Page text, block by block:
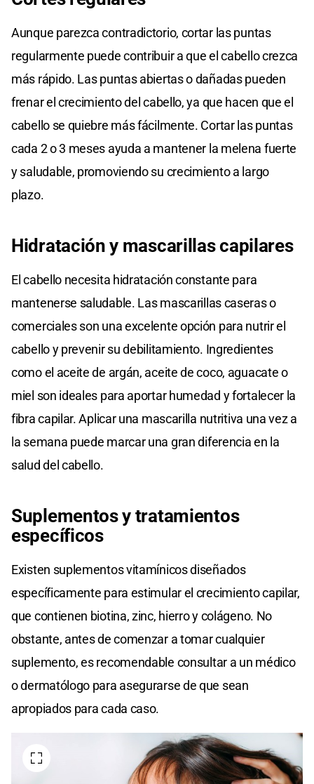
Aunque parezca contradictorio, cortar las puntas
regularmente puede contribuir a que el cabello crezca
más rápido. Las puntas abiertas o dañadas pueden
frenar el crecimiento del cabello, ya que hacen que el
cabello se quiebre más fácilmente. Cortar las puntas
cada 2 o 3 meses ayuda a mantener la melena fuerte
y saludable, promoviendo su crecimiento a largo
plazo.
Hidratación y mascarillas capilares
El cabello necesita hidratación constante para
mantenerse saludable. Las mascarillas caseras o
comerciales son una excelente opción para nutrir el
cabello y prevenir su debilitamiento. Ingredientes
como el aceite de argán, aceite de coco, aguacate o
miel son ideales para aportar humedad y fortalecer la
fibra capilar. Aplicar una mascarilla nutritiva una vez a
la semana puede marcar una gran diferencia en la
salud del cabello.
Suplementos y tratamientos
específicos
Existen suplementos vitamínicos diseñados
específicamente para estimular el crecimiento capilar,
que contienen biotina, zinc, hierro y colágeno. No
obstante, antes de comenzar a tomar cualquier
suplemento, es recomendable consultar a un médico
o dermatólogo para asegurarse de que sean
apropiados para cada caso.